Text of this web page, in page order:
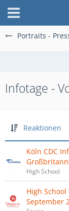
Infotage -
Reaktionen
Köln CDC
High School
High
September